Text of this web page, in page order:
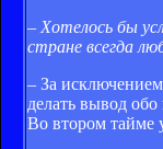
– Хотелось бы
стране всегда
– За
делать вывод
Во втором тайме